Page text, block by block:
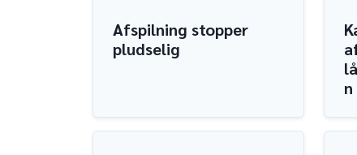
Afspilning stopper
pludselig
n